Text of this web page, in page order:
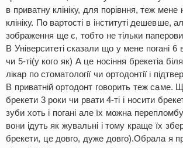
в приватну клініку, для порівння, теж
клініку. По вартості в інституті дешевше,
зображення ще є, тобто не тільки
В Університеті сказали що у мене погані
чи 5-ті(у кого як) А це носіння брекетіа
лікар по стоматології чи ортодонтії і
В приватній ортодонт говорить теж саме.
брекети 3 роки чи рвати 4-ті і носити
зуби хоть і погані але їх можна
вони ідуть як жувальні і тому краще їх
брекети, це довго, дуже довго).Обрала я